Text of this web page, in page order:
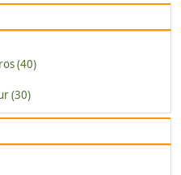
(40)
(30)